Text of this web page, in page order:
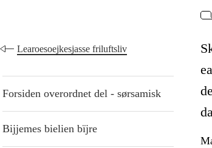
Learoesoejkesjasse friluftsliv
Forsiden overordnet del - sørsamisk
Bijjemes bielien bïjre